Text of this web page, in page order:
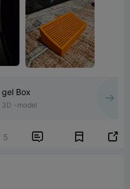
Box
3D -model
5  